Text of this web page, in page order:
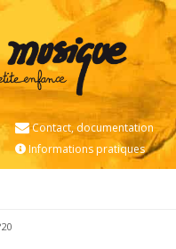
Contact, documentation
Informations pratiques